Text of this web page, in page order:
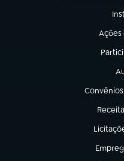
Ações
(abre
(abre
(abre em
(abre
(abre
(abre